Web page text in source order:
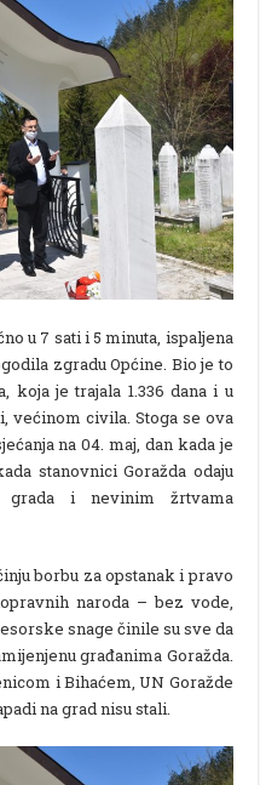
u 7 sati i 5 minuta, ispaljena
zgradu Općine. Bio je to
koja je trajala 1.336 dana i u
većinom civila. Stoga se ova
na 04. maj, dan kada je
stanovnici Goražda odaju
grada i nevinim žrtvama
borbu za opstanak i pravo
naroda – bez vode,
snage činile su sve da
građanima Goražda.
i Bihaćem, UN Goražde
na grad nisu stali.